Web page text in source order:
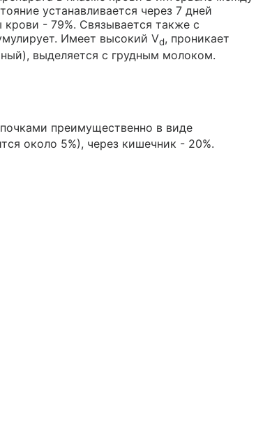
устанавливается через 7 дней
- 79%. Связывается также с
Имеет высокий Vd, проникает
выделяется с грудным молоком.
преимущественно в виде
около 5%), через кишечник - 20%.